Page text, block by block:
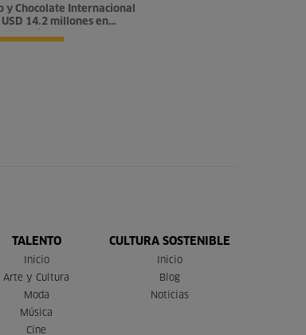
y Chocolate Internacional
14.2 millones en
TALENTO
Inicio
Arte y Cultura
Moda
Música
Cine
CULTURA SOSTENIBLE
Inicio
Blog
Noticias